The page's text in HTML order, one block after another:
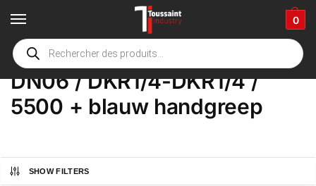
0
Home Winkel / Product Opties /
DN06 / DKR1/4-DKR1/4 /
5500 + blauw handgreep
SHOW FILTERS